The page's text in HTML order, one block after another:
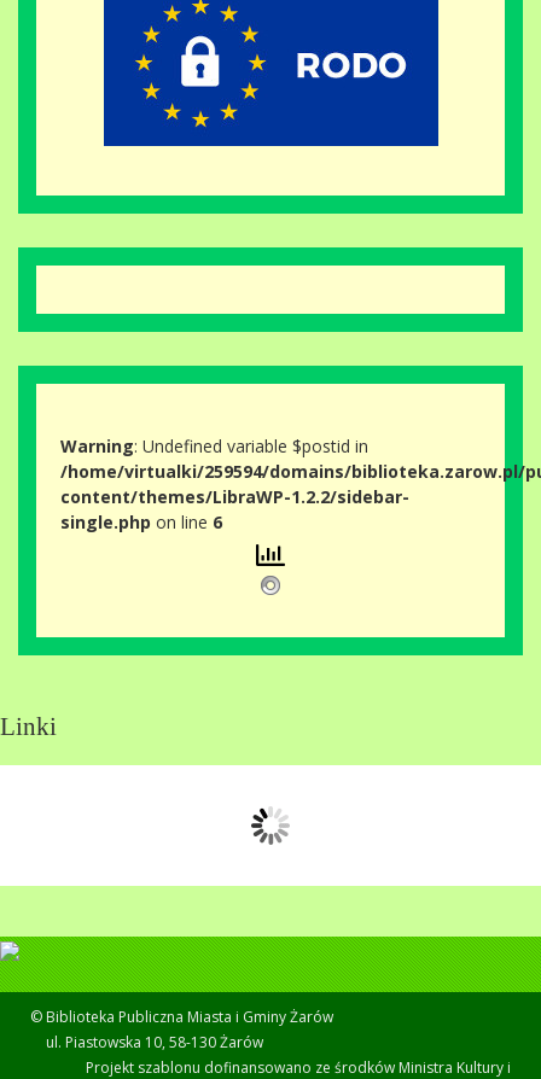
Warning: Undefined variable $postid in
/home/virtualki/259594/domains/biblioteka.zarow.pl/
content/themes/LibraWP-1.2.2/sidebar-
single.php on line 6
Linki
© Biblioteka Publiczna Miasta i Gminy Żarów
ul. Piastowska 10, 58-130 Żarów
Projekt szablonu dofinansowano ze środków Ministra Kultury i